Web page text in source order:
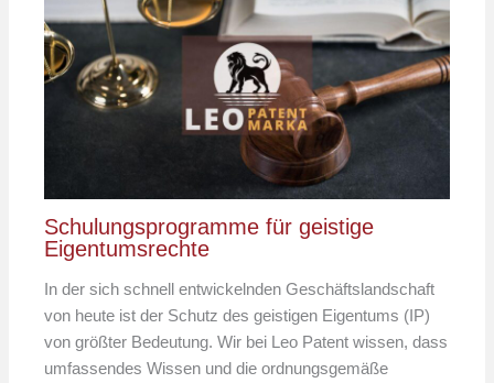
Schulungsprogramme für geistige
Eigentumsrechte
In der sich schnell entwickelnden Geschäftslandschaft
von heute ist der Schutz des geistigen Eigentums (IP)
von größter Bedeutung. Wir bei Leo Patent wissen, dass
umfassendes Wissen und die ordnungsgemäße